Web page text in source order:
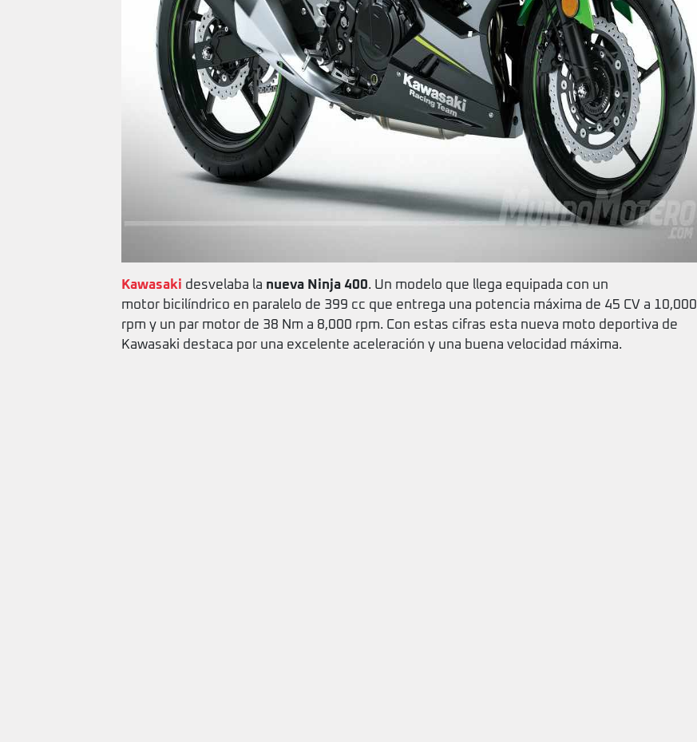
Kawasaki desvelaba la nueva Ninja 400. Un modelo que llega equipada con un
motor bicilíndrico en paralelo de 399 cc que entrega una potencia máxima de 45 CV a 10,000
rpm y un par motor de 38 Nm a 8,000 rpm. Con estas cifras esta nueva moto deportiva de
Kawasaki destaca por una excelente aceleración y una buena velocidad máxima.